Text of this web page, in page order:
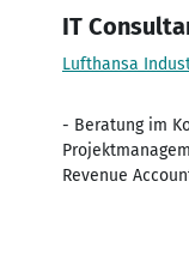
IT
Lufthansa
- Beratung im
Revenue